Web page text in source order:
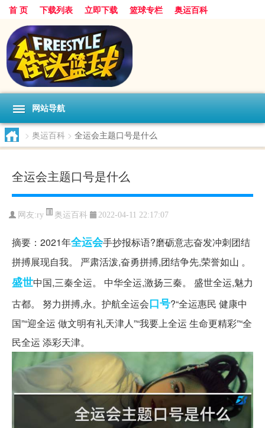
首 页 下载列表 立即下载 篮球专栏 奥运百科
网站导航
> 奥运百科 > 全运会主题口号是什么
全运会主题口号是什么
网友:ry 奥运百科 2022-04-11 22:17:07
摘要：2021年全运会手抄报标语?磨砺意志奋发冲刺团结
拼搏展现自我。 严肃活泼,奋勇拼搏,团结争先,荣誉如山 。
盛世中国,三秦全运。 中华全运,激扬三秦。 盛世全运,魅力
古都。 努力拼搏,永。护航全运会口号?“全运惠民 健康中
国”“迎全运 做文明有礼天津人”“我要上全运 生命更精彩”“全
民全运 添彩天津。